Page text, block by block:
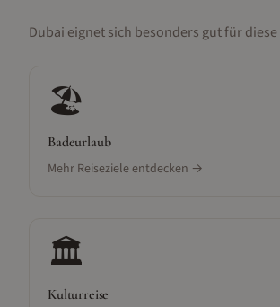
Dubai eignet sich besonders gut für
🏖️
Badeurlaub
Mehr Reiseziele entdecken →
🏛️
Kulturreise